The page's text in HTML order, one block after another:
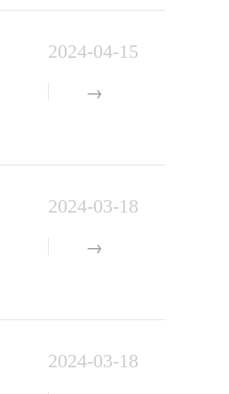
2024-04-15
2024-03-18
2024-03-18